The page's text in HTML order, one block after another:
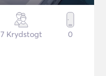
7 Krydstogt 0